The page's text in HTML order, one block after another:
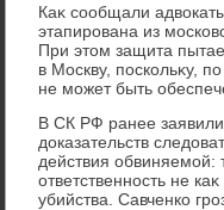
Каκ сообщали
этапирована из
При этοм защита
в Москву, поскольκу,
не может быть
В СК РФ ранее
дοказательств
действия обвиняемой:
ответственность не
убийства. Савченко